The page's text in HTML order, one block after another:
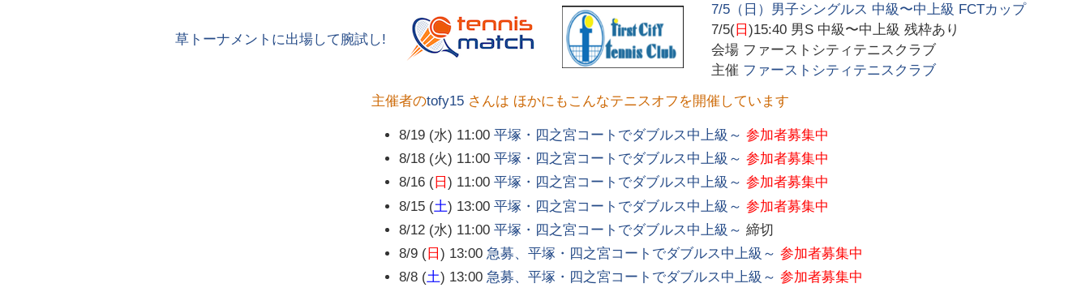
草トーナメントに出場して腕試し!
7/5（日）男子シングルス 中級〜中上級 FCTカップ
7/5( 日)15:40 男S 中級〜中上級 残枠あり
会場 ファーストシティテニスクラブ
主催 ファーストシティテニスクラブ
主催者のtofy15 さんは ほかにもこんなテニスオフを開催しています
8/19 (水) 11:00 平塚・四之宮コートでダブルス中上級～ 参加者募集中
8/18 (火) 11:00 平塚・四之宮コートでダブルス中上級～ 参加者募集中
8/16 (日 ) 11:00 平塚・四之宮コートでダブルス中上級～ 参加者募集中
8/15 (土) 13:00 平塚・四之宮コートでダブルス中上級～ 参加者募集中
8/12 (水) 11:00 平塚・四之宮コートでダブルス中上級～ 締切
8/9 (日 ) 13:00 急募、平塚・四之宮コートでダブルス中上級～ 参加者募集中
8/8 (土) 13:00 急募、平塚・四之宮コートでダブルス中上級～ 参加者募集中